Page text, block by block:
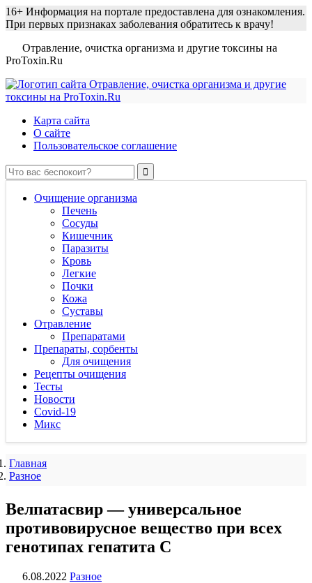
16+ Информация на портале предоставлена для ознакомления.
При первых признаках заболевания обратитесь к врачу!
Отравление, очистка организма и другие токсины на
ProToxin.Ru
Карта сайта
О сайте
Пользовательское соглашение
Очищение организма
Печень
Сосуды
Кишечник
Паразиты
Кровь
Легкие
Почки
Кожа
Суставы
Отравление
Препаратами
Препараты, сорбенты
Для очищения
Рецепты очищения
Тесты
Новости
Covid-19
Микс
Главная
Разное
Велпатасвир — универсальное
противовирусное вещество при всех
генотипах гепатита С
6.08.2022 Разное